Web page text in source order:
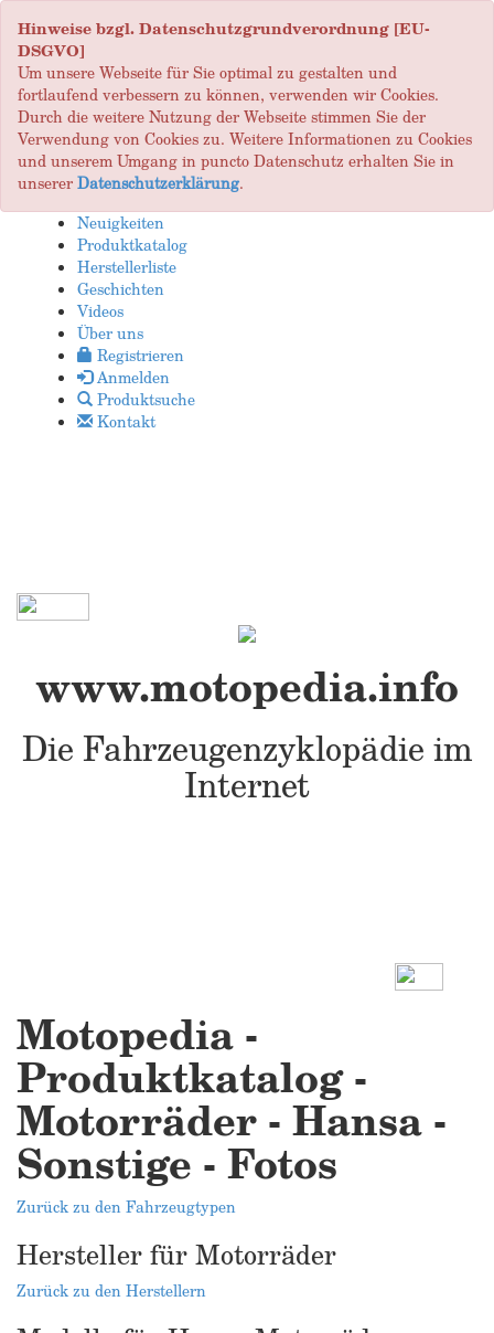
Hinweise bzgl. Datenschutzgrundverordnung [EU-
DSGVO]
Um unsere Webseite für Sie optimal zu gestalten und
fortlaufend verbessern zu können, verwenden wir Cookies.
Durch die weitere Nutzung der Webseite stimmen Sie der
Verwendung von Cookies zu. Weitere Informationen zu Cookies
und unserem Umgang in puncto Datenschutz erhalten Sie in
unsererDatenschutzerklärung.
Neuigkeiten
Produktkatalog
Herstellerliste
Geschichten
Videos
Über uns
Registrieren
Anmelden
Produktsuche
Kontakt
www.motopedia.info
Die Fahrzeugenzyklopädie im
Internet
Motopedia -
Produktkatalog -
Motorräder - Hansa -
Sonstige - Fotos
Zurück zu den Fahrzeugtypen
Hersteller für Motorräder
Zurück zu den Herstellern